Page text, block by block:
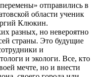
отправились в
области ученик
Клюкин.
разных, но невероятно
страны. Это будущие
и
и экологи. Все, кто
мечте, но и внести